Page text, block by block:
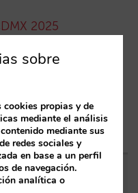
2025
sobre
propias y de
mediante el análisis
mediante sus
redes sociales y
en base a un perfil
de navegación.
analítica o